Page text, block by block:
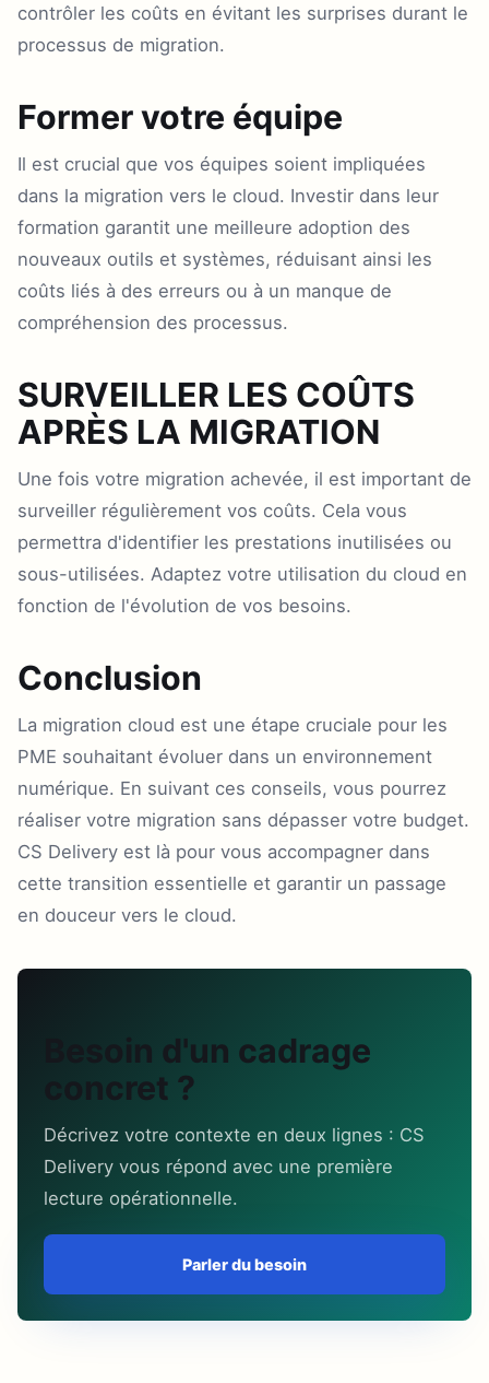
contrôler les coûts en évitant les surprises durant le
processus de migration.
Former votre équipe
Il est crucial que vos équipes soient impliquées
dans la migration vers le cloud. Investir dans leur
formation garantit une meilleure adoption des
nouveaux outils et systèmes, réduisant ainsi les
coûts liés à des erreurs ou à un manque de
compréhension des processus.
SURVEILLER LES COÛTS
APRÈS LA MIGRATION
Une fois votre migration achevée, il est important de
surveiller régulièrement vos coûts. Cela vous
permettra d'identifier les prestations inutilisées ou
sous-utilisées. Adaptez votre utilisation du cloud en
fonction de l'évolution de vos besoins.
Conclusion
La migration cloud est une étape cruciale pour les
PME souhaitant évoluer dans un environnement
numérique. En suivant ces conseils, vous pourrez
réaliser votre migration sans dépasser votre budget.
CS Delivery est là pour vous accompagner dans
cette transition essentielle et garantir un passage
en douceur vers le cloud.
Besoin d'un cadrage
concret ?
Décrivez votre contexte en deux lignes : CS
Delivery vous répond avec une première
lecture opérationnelle.
Parler du besoin